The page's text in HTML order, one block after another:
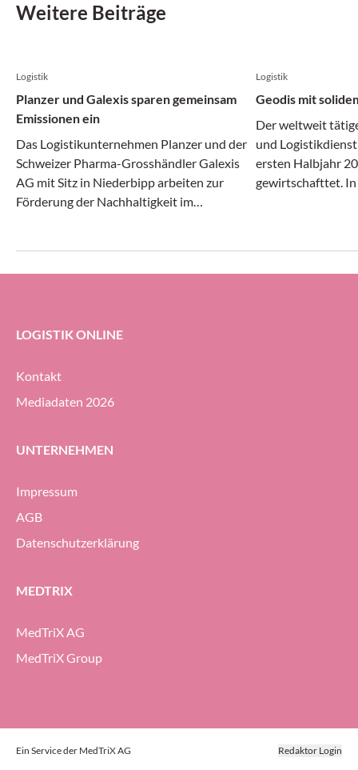
Weitere Beiträge
Logistik
Planzer und Galexis sparen gemeinsam
Emissionen ein
Das Logistikunternehmen Planzer und der
Schweizer Pharma-Grosshändler Galexis
AG mit Sitz in Niederbipp arbeiten zur
Förderung der Nachhaltigkeit im
Logistik
Geodis mit
Der weltweit
und
ersten Halbjahr
gewirtschafttet.
Prozent halten
LOGISTIK ONLINE
Kontakt
Mediadaten 2026
UNTERNEHMEN
Impressum
AGB
Datenschutzerklärung
MEDTRIX
MedTriX AG
MedTriX Group
Ein Service der MedTriX AG Redaktor Login